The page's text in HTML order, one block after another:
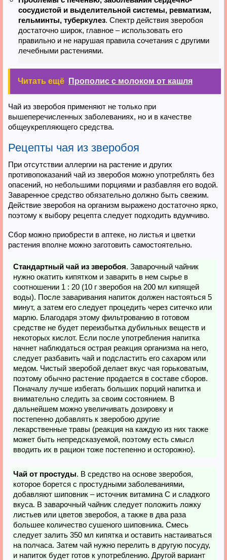
сосудистой и выделительной системы, ревматизм,
гельминты, туберкулез. Спектр действия зверобоя
достаточно широк, главное – использовать его
правильно и не нарушая правила сочетания с другими
лечебными растениями.
Читать ещё Прополис с молоком от кашля
Чай из зверобоя применяют не только при
вышеперечисленных заболеваниях, но и в качестве
общеукрепляющего средства.
Рецепты чая из зверобоя
При отсутствии аллергии на растение и других
противопоказаний чай из зверобоя можно употреблять без
опасений, но небольшими порциями и разбавляя его водой.
Заваренное средство обязательно должно быть свежим.
Действие зверобоя на организм выражено достаточно ярко,
поэтому к выбору рецепта следует подходить вдумчиво.
Сбор можно приобрести в аптеке, но листья и цветки
растения вполне можно заготовить самостоятельно.
Стандартный чай из зверобоя. Заварочный чайник
нужно окатить кипятком и заварить в нем сырье в
соотношении 1 : 20 (10 г зверобоя на 200 мл кипящей
воды). После заваривания напиток должен настояться 5
минут, а затем его следует процедить через ситечко или
марлю. Благодаря этому фильтрованию в готовом
средстве не будет переизбытка дубильных веществ и
некоторых кислот. Если после употребления напитка
начнет наблюдаться острая реакция организма на него,
следует разбавить чай и подсластить его сахаром или
медом. Чистый зверобой делает вкус чая горьковатым,
поэтому обычно растение продается в составе сборов.
Поначалу лучше избегать больших порций напитка и
внимательно следить за своим состоянием. В
дальнейшем можно увеличивать дозировку и
постепенно добавлять к зверобою другие
лекарственные травы (реакция на каждую из них также
может быть непредсказуемой, поэтому есть смысл
вводить их в рацион тоже постепенно и осторожно).
Чай от простуды. В средство на основе зверобоя,
которое борется с простудными заболеваниями,
добавляют шиповник – источник витамина С и сладкого
вкуса. В заварочный чайник следует положить ложку
листьев или цветов зверобоя, а также в два раза
большее количество сушеного шиповника. Смесь
следует залить 350 мл кипятка и оставить настаиваться
на полчаса. Затем чай нужно перелить в другую посуду,
и напиток будет готов к употреблению. Другой вариант